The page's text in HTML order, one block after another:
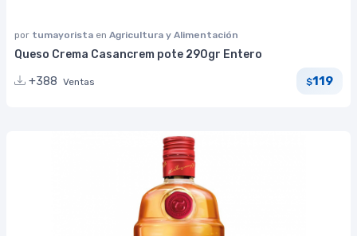
por tumayorista en Agricultura y Alimentación
Queso Crema Casancrem pote 290gr Entero
+388 Ventas $119